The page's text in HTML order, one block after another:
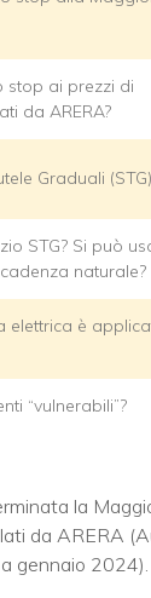
stop ai prezzi di
da ARERA?
Graduali
STG? Si può
naturale?
elettrica è
“vulnerabili”?
la
da ARERA
gennaio 2024).